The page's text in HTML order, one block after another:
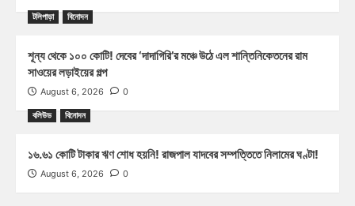
টলিপাড়া বিনোদন
শূন্য থেকে ১০০ কোটি! দেবের ‘দাদাগিরি’র মঞ্চে উঠে এল শান্তিনিকেতনের রাম
সাওয়ের লড়াইয়ের গল্প
August 6, 2026 0
বলিউড বিনোদন
১৬.৬১ কোটি টাকার ঋণ শোধ হয়নি! রাজপাল যাদবের সম্পত্তিতে নিলামের ঘণ্টা!
August 6, 2026 0